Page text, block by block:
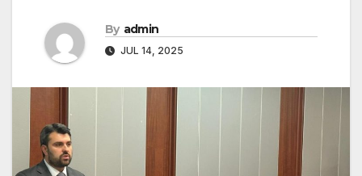
By admin
JUL 14, 2025